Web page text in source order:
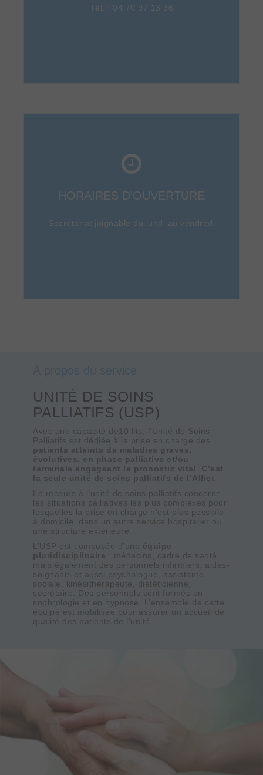
Tél. : 04 70 97 13 36
HORAIRES D'OUVERTURE
Secrétariat joignable du lundi au vendredi
UNITÉ DE SOINS
PALLIATIFS (USP)
Avec une capacité de10 lits, l’Unité de Soins
Palliatifs est dédiée à la prise en charge des
patients atteints de maladies graves,
évolutives, en phase palliative et/ou
terminale engageant le pronostic vital
C’est
la seule unité de soins palliatifs de l’Allier.
Le recours à l’unité de soins palliatifs concerne
les situations palliatives les plus complexes pour
lesquelles la prise en charge n’est plus possible
à domicile, dans un autre service hospitalier ou
une structure extérieure.
L’USP est composée d’une équipe
pluridisciplinaire : médecins, cadre de santé
mais également des personnels infirmiers, aides-
soignants et aussi psychologue, assistante
sociale, kinésithérapeute, diététicienne,
secrétaire. Des personnels sont formés en
sophrologie et en hypnose. L’ensemble de cette
équipe est mobilisée pour assurer un accueil de
qualité des patients de l’unité.